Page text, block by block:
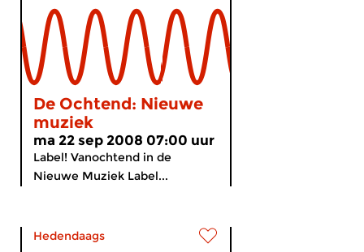
De Ochtend: Nieuwe
muziek
ma 22 sep 2008 07:00 uur
Label! Vanochtend in de
Nieuwe Muziek Label...
Hedendaags